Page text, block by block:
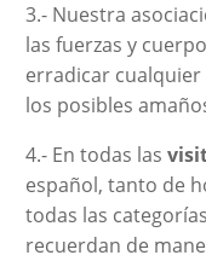
3.- Nuestra
las fuerzas y
erradicar
los posibles
4.- En todas las
español, tanto de
todas las
recuerdan de